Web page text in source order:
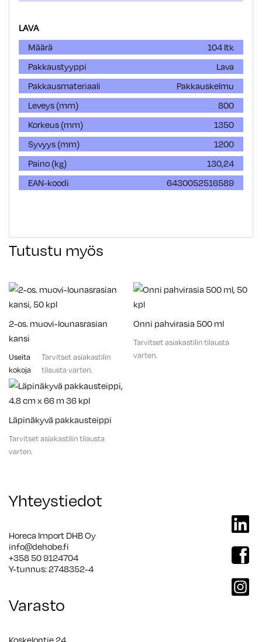
LAVA
Määrä
104 ltk
Pakkaustyyppi
Lava
Pakkausmateriaali
Pakkauskelmu
Leveys (mm)
800
Korkeus (mm)
1350
Syvyys (mm)
1200
Paino (kg)
130,24
EAN-koodi
6430052516589
Tutustu myös
2-os. muovi-lounasrasian
kansi
Useita
kokoja
Tarvitset asiakastilin
tilausta varten.
Onni pahvirasia 500 ml
Tarvitset asiakastilin tilausta
varten.
Läpinäkyvä pakkausteippi
Tarvitset asiakastilin tilausta
varten.
Yhteystiedot
Horeca Import DHB Oy
info@dehobe.fi
+358 50 9124704
Y-tunnus: 2748352-4
Varasto
Koskelontie 24
linkedin